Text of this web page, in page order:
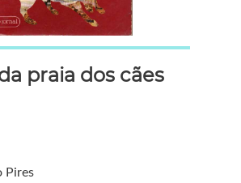
praia dos cães
Pires